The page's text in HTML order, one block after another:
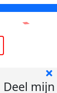
Deel